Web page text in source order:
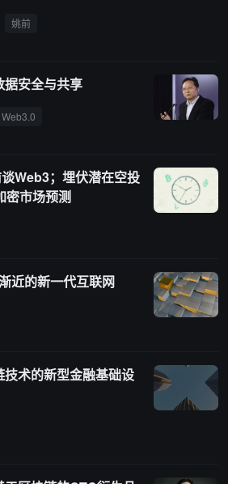
块链领域最具影响力的人物之一。曾发
汕尾市监察委员会监察调查。 据悉，
的相关研究文章，并与他人联合出版
变化和挑战》。
姚前
据安全与共享
Web3.0
Web3；埋伏潜在空投
密市场预测
近的新一代互联网
术的新型金融基础设